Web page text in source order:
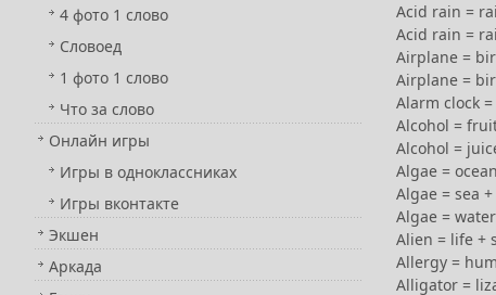
Acid rain =
Acid rain =
Airplane =
Airplane =
Alarm clock
Alcohol =
Alcohol =
Algae =
Algae = sea
Algae =
Alien = life +
Allergy =
Alligator =
4 фото 1 слово
Словоед
1 фото 1 слово
Что за слово
Онлайн игры
Игры в одноклассниках
Игры вконтакте
Экшен
Аркада